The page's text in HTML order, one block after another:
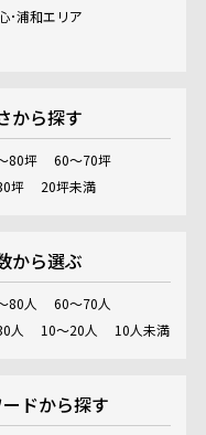
･浦和エリア
から探す
80坪
60～70坪
坪 20坪未満
から選ぶ
80人
60～70人
人 10～20人 10人未満
ドから探す